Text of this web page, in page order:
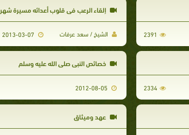
2391
إلقاء الرعب في قلوب أعدائه مسيرة شهر
الشيخ / سعد عرفات
2334
خصائص النبي صلى الله عليه وسلم
2012-08-05
عهد وميثاق